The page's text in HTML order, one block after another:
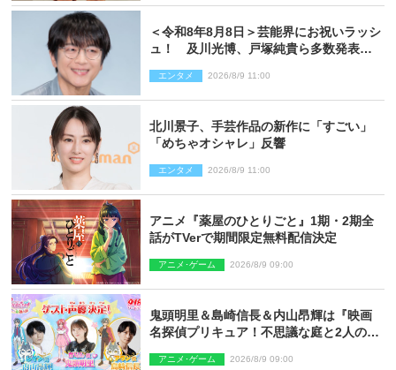
＜令和8年8月8日＞芸能界にお祝いラッシ
ュ！ 及川光博、戸塚純貴ら多数発表結
エンタメ 2026/8/9 11:00
北川景子、手芸作品の新作に「すごい」
「めちゃオシャレ」反響
エンタメ 2026/8/9 11:00
アニメ『薬屋のひとりごと』1期・2期全
話がTVerで期間限定無料配信決定
アニメ･ゲーム 2026/8/9 09:00
鬼頭明里＆島崎信長＆内山昂輝は『映画
名探偵プリキュア！不思議な庭と2人の秘
アニメ･ゲーム 2026/8/9 09:00